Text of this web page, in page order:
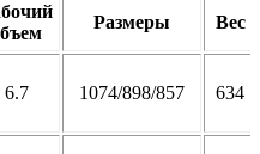
Размеры Вес
6.7 1074/898/857 634